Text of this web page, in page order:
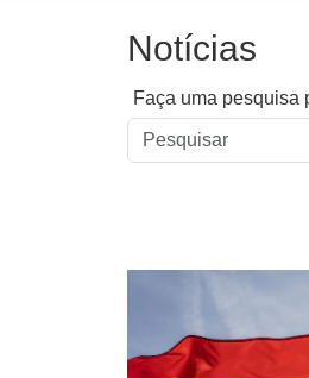
Notícias
Faça uma pesquisa